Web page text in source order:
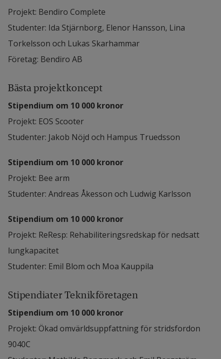
Projekt: Bendiro Complete
Studenter: Ida Stjärnborg, Elenor Hansson, Lina
Torkelsson och Lukas Skarhammar
Företag: Bendiro AB
Bästa projektkoncept
Stipendium om 10 000 kronor
Projekt: EOS Scooter
Studenter: Jakob Nöjd och Hampus Truedsson
Stipendium om 10 000 kronor
Projekt: Bee arm
Studenter: Andreas Åkesson och Ludwig Karlsson
Stipendium om 10 000 kronor
Projekt: ReResp: Rehabiliteringsredskap för nedsatt
lungkapacitet
Studenter: Emil Blom och Moa Kauppila
Stipendiater Teknikföretagen
Stipendium om 10 000 kronor
Projekt: Ökad omvärldsuppfattning för stridsfordon
9040C